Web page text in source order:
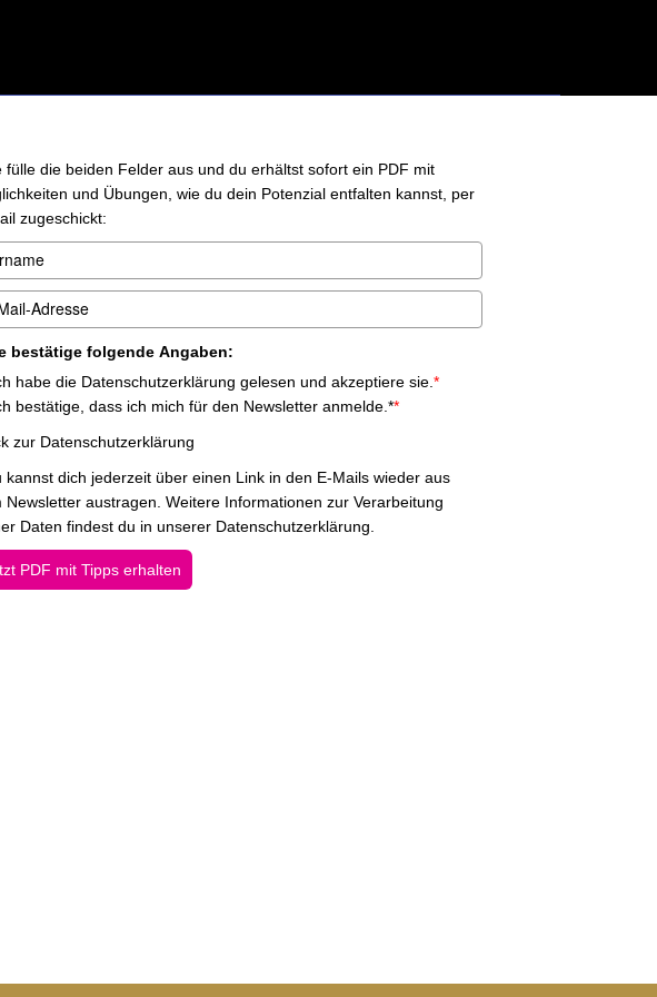
fülle die beiden Felder aus und du erhältst sofort ein PDF mit
und Übungen, wie du dein Potenzial entfalten kannst, per
zugeschickt:
bestätige folgende Angaben:
habe die Datenschutzerklärung gelesen und akzeptiere sie. *
bestätige, dass ich mich für den Newsletter anmelde.**
zur Datenschutzerklärung
kannst dich jederzeit über einen Link in den E-Mails wieder aus
Newsletter austragen. Weitere Informationen zur Verarbeitung
Daten findest du in unserer Datenschutzerklärung.
PDF mit Tipps erhalten